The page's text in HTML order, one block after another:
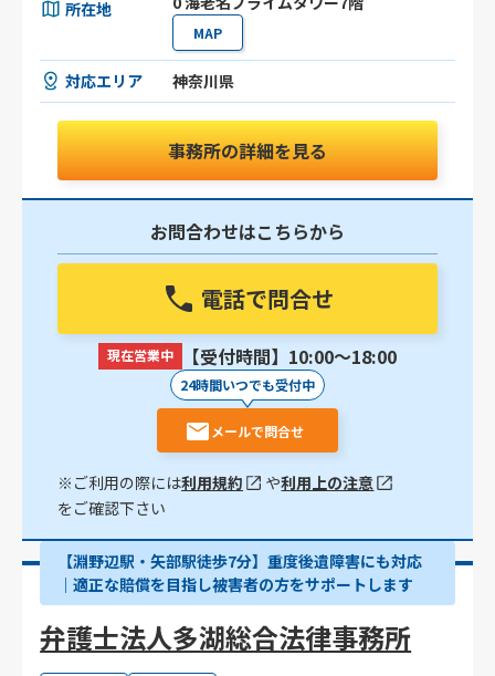
所在地
MAP
対応エリア 神奈川県
事務所の詳細を見る
お問合わせはこちらから
電話で問合せ
現在営業中 【受付時間】10:00〜18:00
24時間いつでも受付中
メールで問合せ
※ご利用の際には利用規約 や利用上の注意
をご確認下さい
【淵野辺駅・矢部駅徒歩7分】重度後遺障害にも対応
｜適正な賠償を目指し被害者の方をサポートします
弁護士法人多湖総合法律事務所